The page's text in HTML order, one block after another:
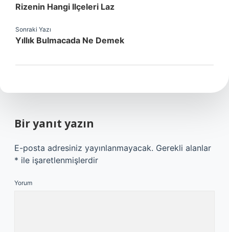
Rizenin Hangi Ilçeleri Laz
Sonraki Yazı
Yıllık Bulmacada Ne Demek
Bir yanıt yazın
E-posta adresiniz yayınlanmayacak. Gerekli alanlar
* ile işaretlenmişlerdir
Yorum